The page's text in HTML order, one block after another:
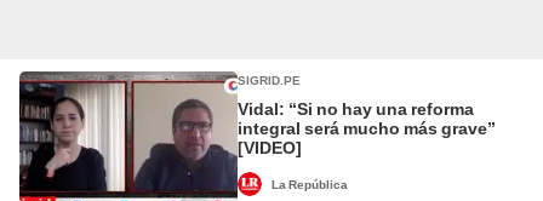
SIGRID.PE
Vidal: “Si no hay una reforma
integral será mucho más grave”
[VIDEO]
La República